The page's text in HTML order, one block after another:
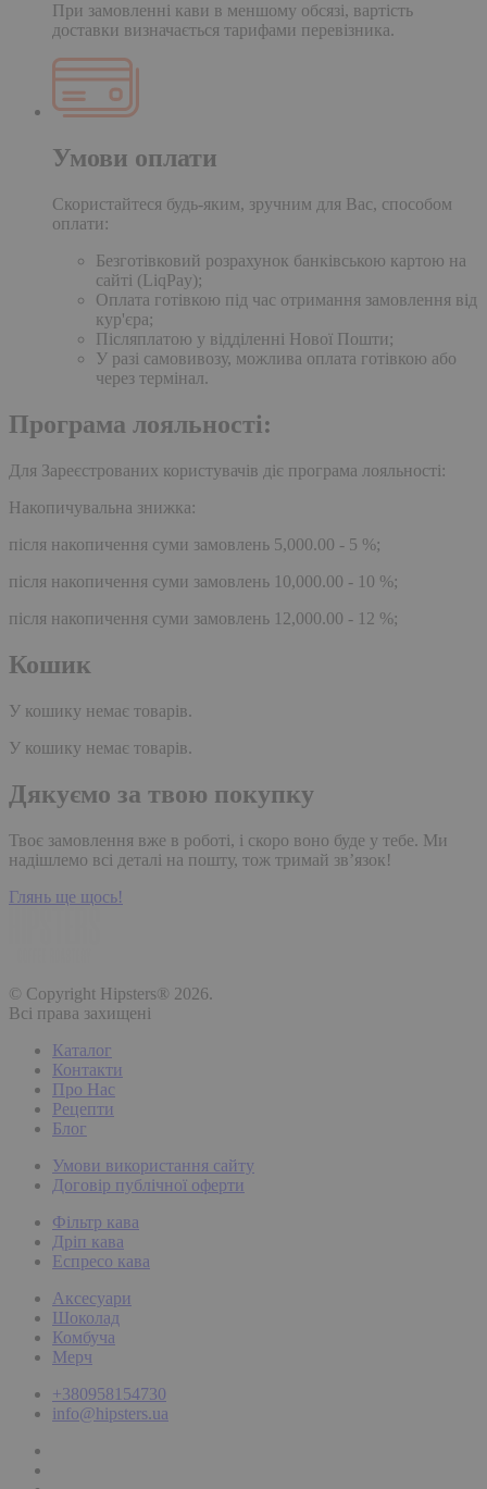
При замовленні кави в меншому обсязі, вартість
доставки визначається тарифами перевізника.
Умови оплати
Скористайтеся будь-яким, зручним для Вас, способом
оплати:
Безготівковий розрахунок банківською картою на
сайті (LiqPay);
Оплата готівкою під час отримання замовлення від
кур'єра;
Післяплатою у відділенні Нової Пошти;
У разі самовивозу, можлива оплата готівкою або
через термінал.
Програма лояльності:
Для Зареєстрованих користувачів діє програма лояльності:
Накопичувальна знижка:
після накопичення суми замовлень 5,000.00 - 5 %;
після накопичення суми замовлень 10,000.00 - 10 %;
після накопичення суми замовлень 12,000.00 - 12 %;
Кошик
У кошику немає товарів.
У кошику немає товарів.
Дякуємо за твою покупку
Твоє замовлення вже в роботі, і скоро воно буде у тебе. Ми
надішлемо всі деталі на пошту, тож тримай зв’язок!
Глянь ще щось!
© Copyright Hipsters® 2026.
Всі права захищені
Каталог
Контакти
Про Нас
Рецепти
Блог
Умови використання сайту
Договір публічної оферти
Фільтр кава
Дріп кава
Еспресо кава
Аксесуари
Шоколад
Комбуча
Мерч
+380958154730
info@hipsters.ua